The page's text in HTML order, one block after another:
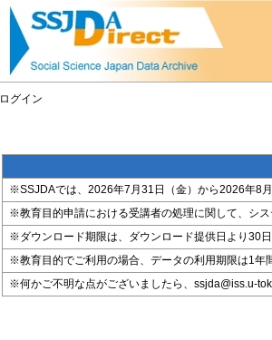
ログイン
※SSJDAでは、2026年7月31日（金）から2026年8
※教育目的申請における受講者の処理に関して、シ
※ダウンロード期限は、ダウンロード提供日より30
※教育目的でご利用の場合、データの利用期限は1年
※何かご不明な点がございましたら、ssjda@iss.u-